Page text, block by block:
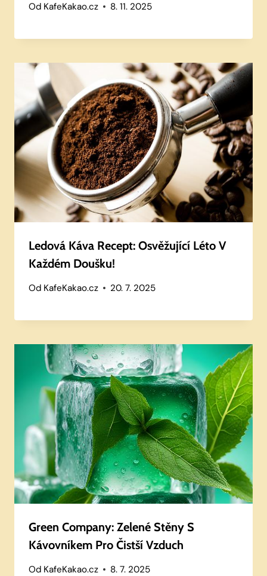
Od KafeKakao.cz 8. 11. 2025
Ledová Káva Recept: Osvěžující Léto V
Každém Doušku!
Od KafeKakao.cz 20. 7. 2025
Green Company: Zelené Stěny S
Kávovníkem Pro Čistší Vzduch
Od KafeKakao.cz 8. 7. 2025